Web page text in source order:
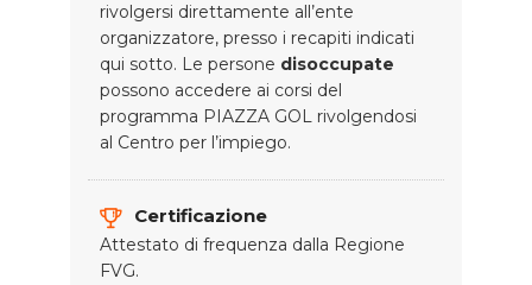
rivolgersi direttamente all’ente
organizzatore, presso i recapiti indicati
qui sotto. Le persone disoccupate
possono accedere ai corsi del
programma PIAZZA GOL rivolgendosi
al Centro per l’impiego.
Certificazione
Attestato di frequenza dalla Regione
FVG.